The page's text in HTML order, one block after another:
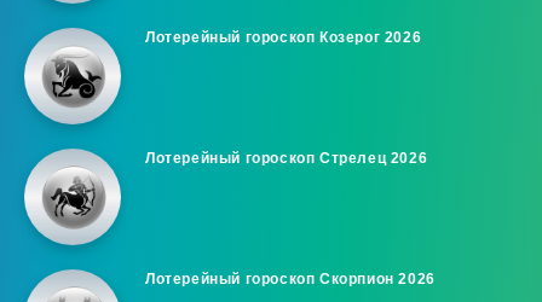
Лотерейный гороскоп Козерог 2026
Лотерейный гороскоп Стрелец 2026
Лотерейный гороскоп Скорпион 2026